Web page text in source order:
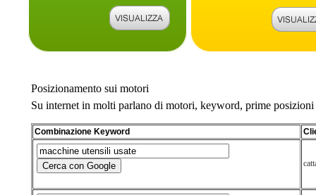
Posizionamento sui motori
Su internet in molti parlano di motori, keyword, prime
Combinazione Keyword